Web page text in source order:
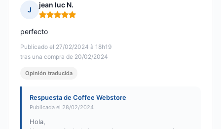
J
jean luc N.
Nota: 5 de 5
Publicado el 27/02/2024 à 18h19
tras una compra de 20/02/2024
perfecto
Opinión traducida
Respuesta de Coffee Webstore
Publicada el 28/02/2024
Hola,